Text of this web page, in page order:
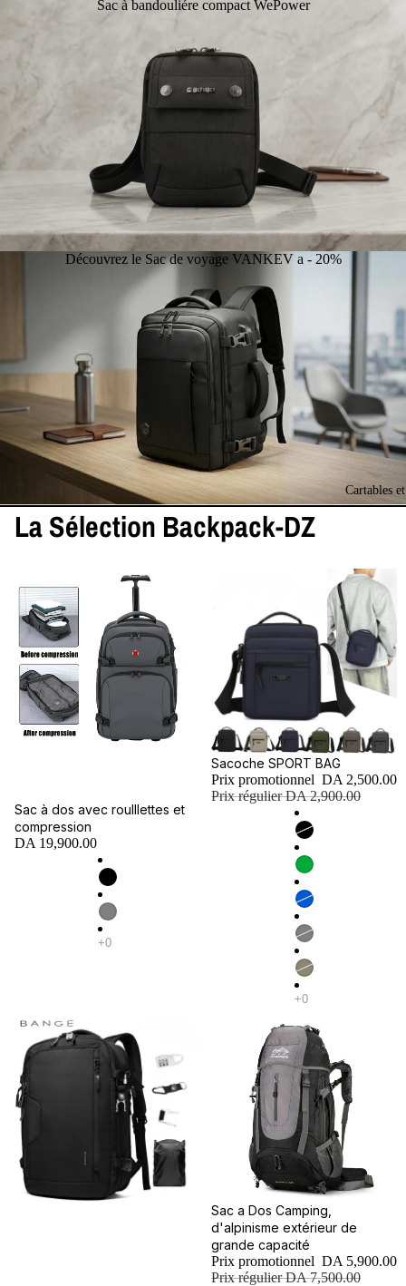
Cartables
Sac à bandouliére compact WePower
Découvrez le Sac de voyage VANKEV a - 20%
La Sélection Backpack-DZ
Sac à dos avec roulllettes et
compression
DA 19,900.00
Promotion
Sacoche SPORT BAG
Prix promotionnel DA 2,500.00
Prix régulierDA 2,900.00
Promotion
Sac a Dos Camping,
d'alpinisme extérieur de
grande capacité
Prix promotionnel DA 5,900.00
Prix régulierDA 7,500.00